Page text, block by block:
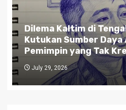
dan
Gubernur
Jalan:
Antara
July 27, 2026